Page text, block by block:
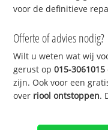
voor de definitieve
Offerte of advies nodig?
Wilt u weten wat wij
gerust op015-3061015
zijn. Ook voor een
over riool ontstoppen.